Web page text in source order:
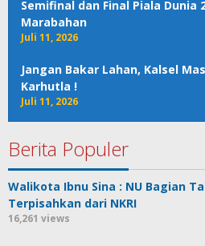
Semifinal dan Final Piala Dunia
Marabahan
Juli 11, 2026
Jangan Bakar Lahan, Kalsel
Karhutla !
Juli 11, 2026
Berita Populer
Walikota Ibnu Sina : NU Bagian
Terpisahkan dari NKRI
16,261 views